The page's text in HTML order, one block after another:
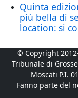
Quinta
più bella di
location: si
© Copyright
Tribunale di
Moscati P.I.
Fanno parte del